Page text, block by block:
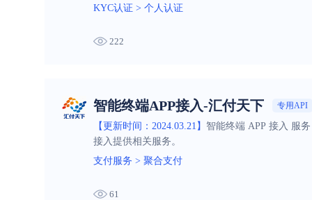
KYC认证 > 个人认证
222
智能终端APP接入-汇付天下 专用API
【更新时间：2024.03.21】 智能终端 APP 接入 服
接入提供相关服务。
支付服务 > 聚合支付
61